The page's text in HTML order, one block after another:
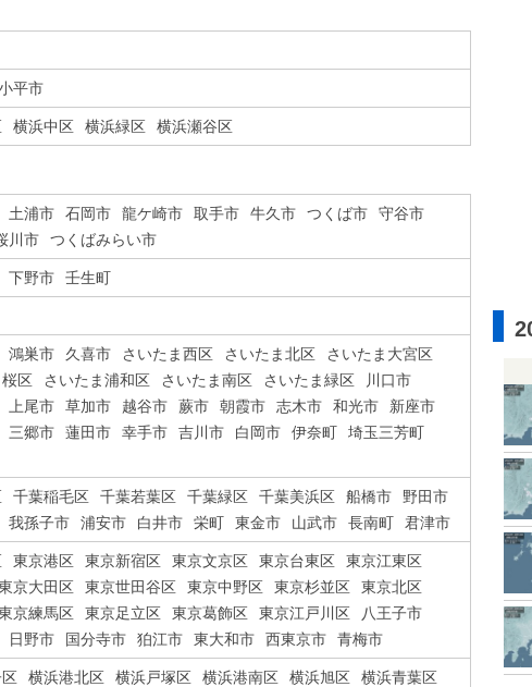
平市
横浜中区 横浜緑区 横浜瀬谷区
土浦市 石岡市 龍ケ崎市 取手市 牛久市 つくば市
守谷市
川市 つくばみらい市
下野市 壬生町
鴻巣市 久喜市 さいたま西区 さいたま北区
さいたま大宮区
区 さいたま浦和区 さいたま南区 さいたま緑区
川口市
上尾市 草加市 越谷市 蕨市 朝霞市 志木市 和光市
新座市
三郷市 蓮田市 幸手市 吉川市 白岡市 伊奈町
埼玉三芳町
千葉稲毛区 千葉若葉区 千葉緑区 千葉美浜区 船橋市
野田市
我孫子市 浦安市 白井市 栄町 東金市 山武市 長南町 君津市
東京港区 東京新宿区 東京文京区 東京台東区
東京江東区
京大田区 東京世田谷区 東京中野区 東京杉並区
東京北区
京練馬区 東京足立区 東京葛飾区 東京江戸川区
八王子市
日野市 国分寺市 狛江市 東大和市 西東京市 青梅市
横浜港北区 横浜戸塚区 横浜港南区 横浜旭区
横浜青葉区